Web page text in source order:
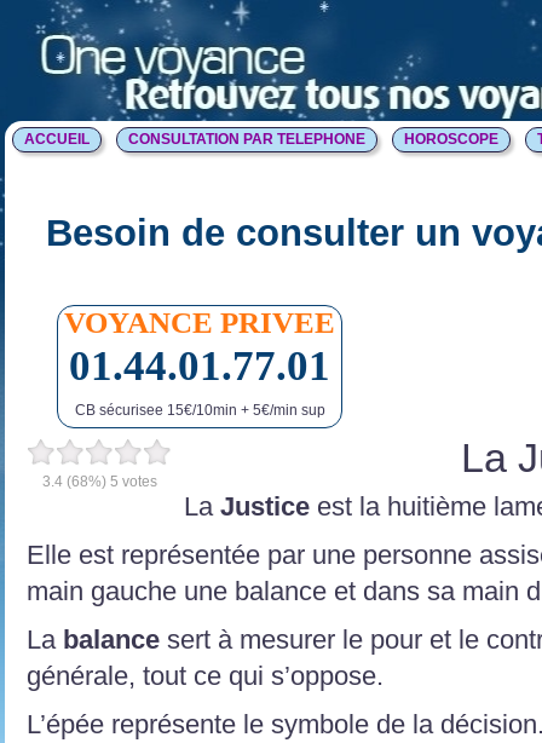
ACCUEIL CONSULTATION PAR TELEPHONE HOROSCOPE
Besoin de consulter un
VOYANCE PRIVEE
01.44.01.77.01
CB sécurisee 15€/10min + 5€/min sup
3.4(68%) 5 votes
La
La Justice est la huitième
Elle est représentée par une personne
main gauche une balance et dans sa main
La balance sert à mesurer le pour et le
générale, tout ce qui s’oppose.
L’épée représente le symbole de la